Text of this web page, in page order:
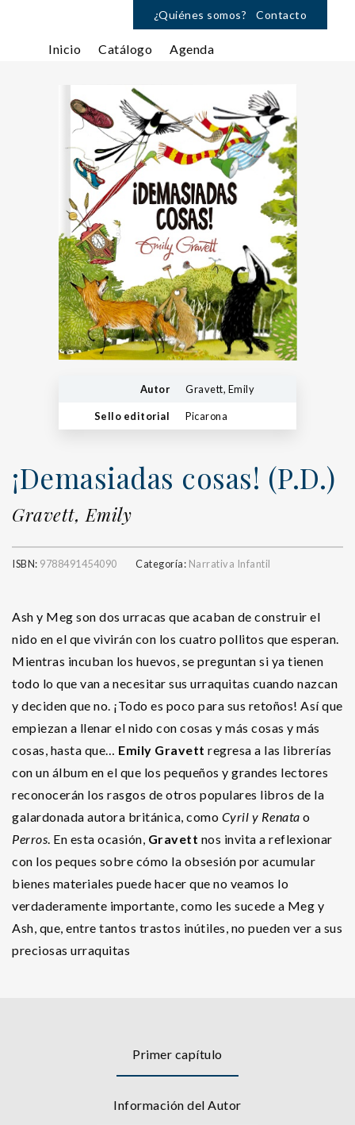
¿Quiénes somos? Contacto
Inicio Catálogo Agenda
Autor Gravett, Emily
Sello editorial Picarona
¡Demasiadas cosas! (P.D.)
Gravett, Emily
ISBN: 9788491454090 Categoría: Narrativa Infantil
Ash y Meg son dos urracas que acaban de construir el
nido en el que vivirán con los cuatro pollitos que esperan.
Mientras incuban los huevos, se preguntan si ya tienen
todo lo que van a necesitar sus urraquitas cuando nazcan
y deciden que no. ¡Todo es poco para sus retoños! Así que
empiezan a llenar el nido con cosas y más cosas y más
cosas, hasta que… Emily Gravett regresa a las librerías
con un álbum en el que los pequeños y grandes lectores
reconocerán los rasgos de otros populares libros de la
galardonada autora británica, como Cyril y Renata o
Perros . En esta ocasión, Gravett nos invita a reflexionar
con los peques sobre cómo la obsesión por acumular
bienes materiales puede hacer que no veamos lo
verdaderamente importante, como les sucede a Meg y
Ash, que, entre tantos trastos inútiles, no pueden ver a sus
preciosas urraquitas
Primer capítulo
Información del Autor